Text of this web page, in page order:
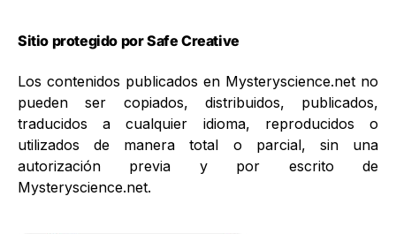
Sitio protegido por Safe Creative
Los contenidos publicados en Mysteryscience.net no
pueden ser copiados, distribuidos, publicados,
traducidos a cualquier idioma, reproducidos o
utilizados de manera total o parcial, sin una
autorización previa y por escrito de
Mysteryscience.net.